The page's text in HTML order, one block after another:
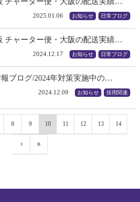
2025.01.06 お知らせ 日常ブログ
チャーター便・大阪の配送実績…
2024.12.17 お知らせ 日常ブログ
報ブログ/2024年対策実施中の…
2024.12.09 お知らせ 採用関連
8 9 10 11 12 13 14